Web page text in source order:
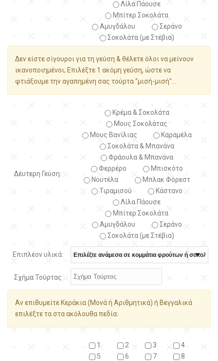
Λίλα Πάουσε
Μπίτερ Σοκολάτα
Αμυγδάλου
Σεράνο
Σοκολάτα (με Στέβια)
Δεν είστε σίγουροι για τη γεύση & θέλετε όλοι να μείνουν
ικανοποιημένοι; Επιλέξτε 1 ακόμη γεύση, ώστε να
φτιάξουμε την αγαπημένη σας τούρτα "μισή-μισή"...
Δέυτερη Γεύση:
Κρέμα & Σοκολάτα
Μους Σοκολάτας
Μους Βανίλιας
Καραμέλα
Σοκολάτα & Μπανάνα
Φράουλα & Μπανάνα
Φερρέρο
Μπισκότο
Νουτέλα
Μπλακ Φόρεστ
Τιραμισού
Κάστανο
Λίλα Πάουσε
Μπίτερ Σοκολάτα
Αμυγδάλου
Σεράνο
Σοκολάτα (με Στέβια)
Επιπλέον υλικά:
Σχήμα Τούρτας
Αν επιθυμείτε Κεράκια (Μονά ή Αριθμητικά) ή Βεγγαλικά
επιλέξτε τα στα ακόλουθα πεδία:
1 2 3
4
5
6 7
8